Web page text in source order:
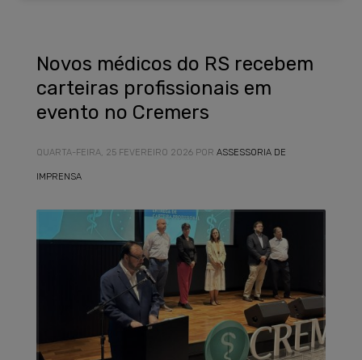
Novos médicos do RS recebem
carteiras profissionais em
evento no Cremers
QUARTA-FEIRA, 25 FEVEREIRO 2026 POR ASSESSORIA DE
IMPRENSA